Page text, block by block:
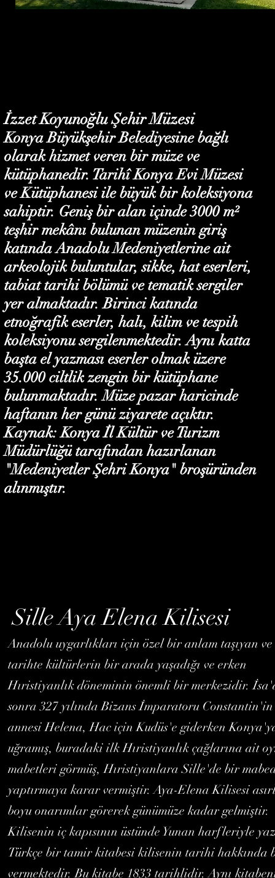
İzzet Koyunoğlu Şehir Müzesi
Konya Büyükşehir Belediyesine bağlı
olarak hizmet veren bir müze ve
kütüphanedir. Tarihî Konya Evi Müzesi
ve Kütüphanesi ile büyük bir koleksiyona
sahiptir. Geniş bir alan içinde 3000 m²
teşhir mekânı bulunan müzenin giriş
katında Anadolu Medeniyetlerine ait
arkeolojik buluntular, sikke, hat eserleri,
tabiat tarihi bölümü ve tematik sergiler
yer almaktadır. Birinci katında
etnoğrafik eserler, halı, kilim ve tespih
koleksiyonu sergilenmektedir. Aynı katta
başta el yazması eserler olmak üzere
35.000 ciltlik zengin bir kütüphane
bulunmaktadır. Müze pazar haricinde
haftanın her günü ziyarete açıktır.
Kaynak: Konya İl Kültür ve Turizm
Müdürlüğü tarafından hazırlanan
"Medeniyetler Şehri Konya" broşüründen
alınmıştır.
Sille Aya Elena Kilisesi
Anadolu uygarlıkları için özel bir anlam taşıyan ve
tarihte kültürlerin bir arada yaşadığı ve erken
Hıristiyanlık döneminin önemli bir merkezidir.
sonra 327 yılında Bizans İmparatoru Constantin'in
annesi Helena, Hac için Kudüs'e giderken
uğramış, buradaki ilk Hıristiyanlık çağlarına ait
mabetleri görmüş, Hıristiyanlara Sille'de bir
yaptırmaya karar vermiştir. Aya-Elena Kilisesi
boyu onarımlar görerek günümüze kadar gelmiştir.
Kilisenin iç kapısının üstünde Yunan harfleriyle
Türkçe bir tamir kitabesi kilisenin tarihi hakkında
vermektedir. Bu kitabe 1833 tarihlidir. Aynı